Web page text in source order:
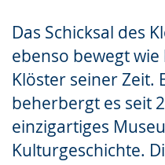
Das Schicksal des
ebenso bewegt
Klöster seiner Zeit.
beherbergt es seit
einzigartiges
Kulturgeschichte.